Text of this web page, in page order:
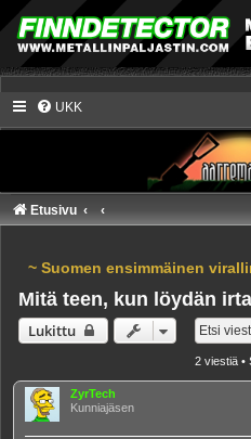
UKK
Etusivu
~ Suomen ensimmäinen
Mitä teen, kun löydän
Lukittu
2 viestiä •
ZyrTech
Kunniajäsen